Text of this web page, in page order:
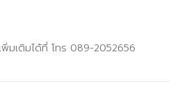
มเติมได้ที่ โทร 089-2052656